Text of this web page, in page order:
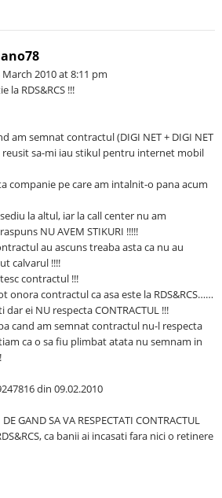
March 2010 at 8:11 pm
la RDS&RCS !!!
am semnat contractul (DIGI NET + DIGI NET
reusit sa-mi iau stikul pentru internet mobil
companie pe care am intalnit-o pana acum
la altul, iar la call center nu am
NU AVEM STIKURI !!!!!
au ascuns treaba asta ca nu au
calvarul !!!!
contractul !!!
onora contractul ca asa este la RDS&RCS……
ei NU respecta CONTRACTUL !!!
cand am semnat contractul nu-l respecta
ca o sa fiu plimbat atata nu semnam in
din 09.02.2010
GAND SA VA RESPECTATI CONTRACTUL
ca banii ai incasati fara nici o retinere